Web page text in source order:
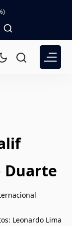
Duarte
Leonardo Lima